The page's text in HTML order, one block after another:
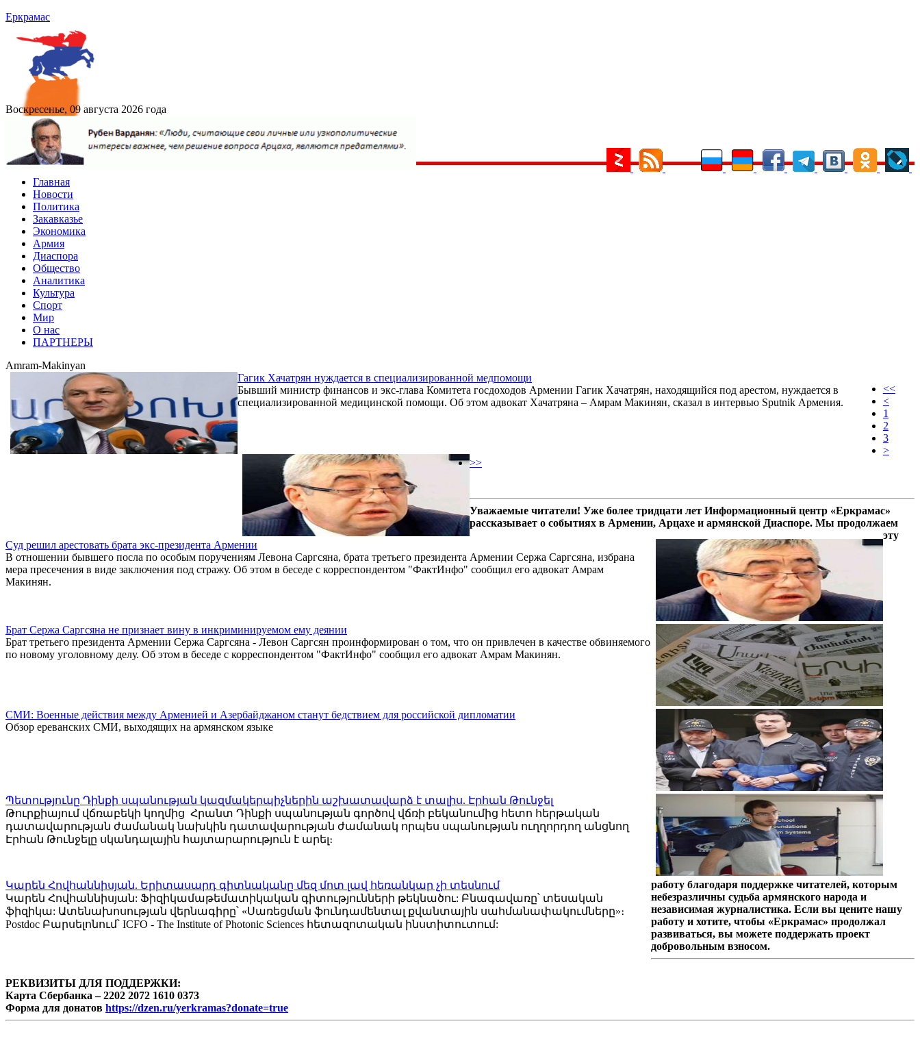
Еркрамас
Воскресенье, 09 августа 2026 года
Главная
Новости
Политика
Закавказье
Экономика
Армия
Диаспора
Общество
Аналитика
Культура
Спорт
Мир
О нас
ПАРТНЕРЫ
Amram-Makinyan
Гагик Хачатрян нуждается в специализированной медпомощи
Бывший министр финансов и экс-глава Комитета госдоходов Армении Гагик Хачатрян, находящийся под арестом, нуждается в
специализированной медицинской помощи. Об этом адвокат Хачатряна – Амрам Макинян, сказал в интервью Sputnik Армения.
Суд решил арестовать брата экс-президента Армении
В отношении бывшего посла по особым поручениям Левона Саргсяна, брата третьего президента Армении Сержа Саргсяна, избрана
мера пресечения в виде заключения под стражу. Об этом в беседе с корреспондентом "ФактИнфо" сообщил его адвокат Амрам
Макинян.
Брат Сержа Саргсяна не признает вину в инкриминируемом ему деянии
Брат третьего президента Армении Сержа Саргсяна - Левон Саргсян проинформирован о том, что он привлечен в качестве обвиняемого
по новому уголовному делу. Об этом в беседе с корреспондентом "ФактИнфо" сообщил его адвокат Амрам Макинян.
СМИ: Военные действия между Арменией и Азербайджаном станут бедствием для российской дипломатии
Обзор ереванских СМИ, выходящих на армянском языке
Պետությունը Դինքի սպանության կազմակերպիչներին աշխատավարձ է տալիս. Էրհան Թունջել
Թուրքիայում վճռաբեկի կողմից Հրանտ Դինքի սպանության գործով վճռի բեկանումից հետո հերթական
դատավարության ժամանակ նախկին դատավարության ժամանակ որպես սպանության ուղղորդող անցնող
Էրհան Թունջելը սկանդալային հայտարարություն է արել։
Կարեն Հովհաննիսյան. Երիտասարդ գիտնականը մեզ մոտ լավ հեռանկար չի տեսնում
Կարեն Հովհաննիսյան: Ֆիզիկամաթեմատիկական գիտությունների թեկնածու: Բնագավառը՝ տեսական
ֆիզիկա: Ատենախոսության վերնագիրը՝ «Սառեցման ֆունդամենտալ քվանտային սահմանափակումները»։
Postdoc Բարսելոնում՝ ICFO - The Institute of Photonic Sciences հետազոտական ինստիտուտում:
<<
<
1
2
3
>
>>
Уважаемые читатели! Уже более тридцати лет Информационный центр «Еркрамас»
рассказывает о событиях в Армении, Арцахе и армянской Диаспоре. Мы продолжаем
эту
работу благодаря поддержке читателей, которым
небезразличны судьба армянского народа и
независимая журналистика. Если вы цените нашу
работу и хотите, чтобы «Еркрамас» продолжал
развиваться, вы можете поддержать проект
добровольным взносом.
РЕКВИЗИТЫ ДЛЯ ПОДДЕРЖКИ:
Карта Сбербанка – 2202 2072 1610 0373
Форма для донатов https://dzen.ru/yerkramas?donate=true